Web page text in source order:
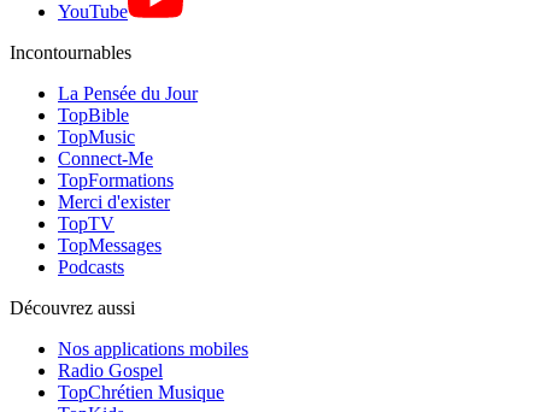
YouTube
Incontournables
La Pensée du Jour
TopBible
TopMusic
Connect-Me
TopFormations
Merci d'exister
TopTV
TopMessages
Podcasts
Découvrez aussi
Nos applications mobiles
Radio Gospel
TopChrétien Musique